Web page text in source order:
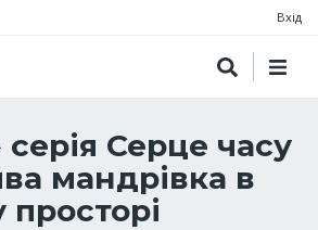
Вхід
серія Серце часу
мандрівка в